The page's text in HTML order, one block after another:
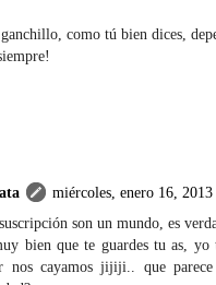
como tú bien dices,
miércoles, enero 16, 2013
son un mundo, es
bien que te guardes tu as, yo
nos cayamos jijiji.. que